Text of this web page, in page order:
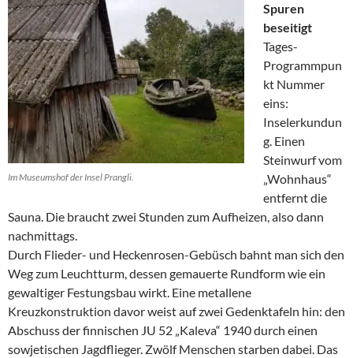
Im Museumshof der Insel Prangli.
Spuren
beseitigt
Tages-
Programmpun
kt Nummer
eins:
Inselerkundun
g. Einen
Steinwurf vom
„Wohnhaus“
entfernt die
Sauna. Die braucht zwei Stunden zum Aufheizen, also dann
nachmittags.
Durch Flieder- und Heckenrosen-Gebüsch bahnt man sich den
Weg zum Leuchtturm, dessen gemauerte Rundform wie ein
gewaltiger Festungsbau wirkt. Eine metallene
Kreuzkonstruktion davor weist auf zwei Gedenktafeln hin: den
Abschuss der finnischen JU 52 „Kaleva“ 1940 durch einen
sowjetischen Jagdflieger. Zwölf Menschen starben dabei. Das